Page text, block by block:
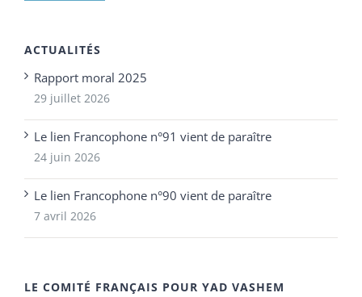
ACTUALITÉS
Rapport moral 2025
29 juillet 2026
Le lien Francophone n°91 vient de paraître
24 juin 2026
Le lien Francophone n°90 vient de paraître
7 avril 2026
LE COMITÉ FRANÇAIS POUR YAD VASHEM